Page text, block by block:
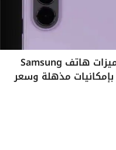
استكشف مميزات هاتف Samsung
Galaxy A37 بإمكانيات مذهلة وسعر